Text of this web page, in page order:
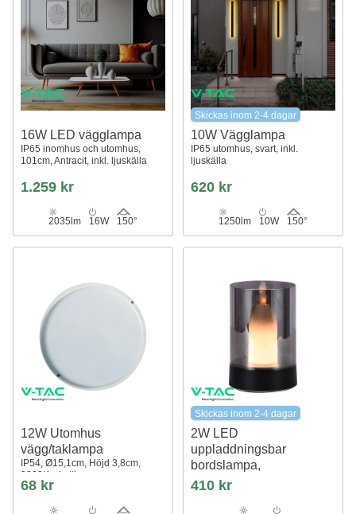
16W LED vägglampa
IP65 inomhus och utomhus,
101cm, Antracit, inkl. ljuskälla
1.259 kr
2035lm 16W 150°
Skickas inom 2-4 dagar
10W Vägglampa
IP65 utomhus, svart, inkl.
ljuskälla
620 kr
1250lm 10W 150°
12W Utomhus
vägg/taklampa
IP54, Ø15,1cm, Höjd 3,8cm,
3000K, skottlampa
68 kr
Skickas inom 2-4 dagar
2W LED
uppladdningsbar
bordslampa,
rörelsedimmer
grader, elegant design
410 kr